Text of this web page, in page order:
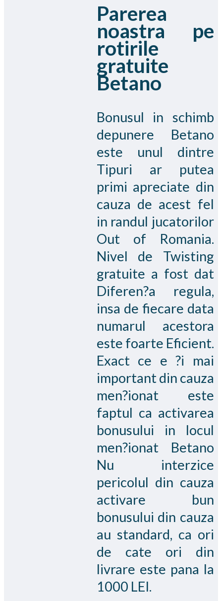
Parerea
noastra pe
rotirile
gratuite
Betano
Bonusul in schimb
depunere Betano
este unul dintre
Tipuri ar putea
primi apreciate din
cauza de acest fel
in randul jucatorilor
Out of Romania.
Nivel de Twisting
gratuite a fost dat
Diferen?a regula,
insa de fiecare data
numarul acestora
este foarte Eficient.
Exact ce e ?i mai
important din cauza
men?ionat este
faptul ca activarea
bonusului in locul
men?ionat Betano
Nu interzice
pericolul din cauza
activare bun
bonusului din cauza
au standard, ca ori
de cate ori din
livrare este pana la
1000 LEI.